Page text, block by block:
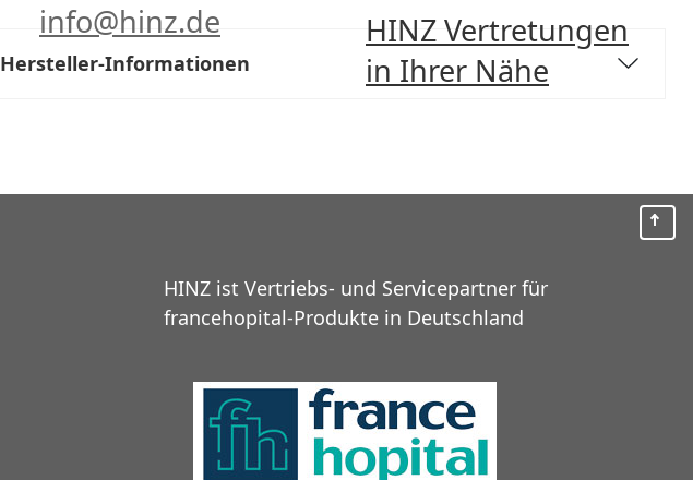
info@hinz.de
HINZ Vertretungen
in Ihrer Nähe
Hersteller-Informationen
HINZ ist Vertriebs- und Servicepartner für
francehopital-Produkte in Deutschland